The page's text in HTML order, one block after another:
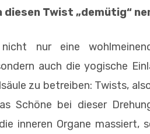
diesen Twist „demütig“
nur eine
auch die yogische
zu betreiben: Twists,
Schöne bei dieser
inneren Organe massiert,